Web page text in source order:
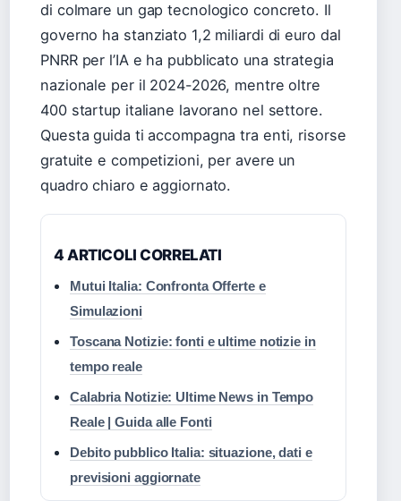
di colmare un gap tecnologico concreto. Il
governo ha stanziato 1,2 miliardi di euro dal
PNRR per l’IA e ha pubblicato una strategia
nazionale per il 2024-2026, mentre oltre
400 startup italiane lavorano nel settore.
Questa guida ti accompagna tra enti, risorse
gratuite e competizioni, per avere un
quadro chiaro e aggiornato.
4 ARTICOLI CORRELATI
Mutui Italia: Confronta Offerte e
Simulazioni
Toscana Notizie: fonti e ultime notizie in
tempo reale
Calabria Notizie: Ultime News in Tempo
Reale | Guida alle Fonti
Debito pubblico Italia: situazione, dati e
previsioni aggiornate